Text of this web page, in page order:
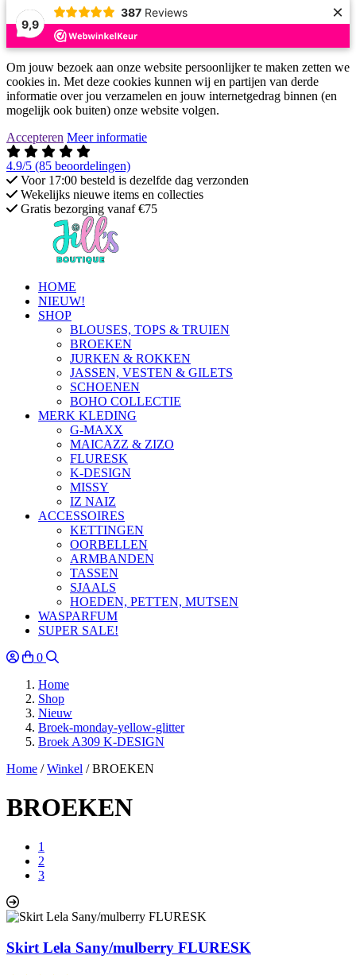
9,9
387 Reviews ×
Om jouw bezoek aan onze website persoonlijker te maken zetten we
cookies in. Met deze cookies kunnen wij en partijen van derde
informatie over jou verzamelen en jouw internetgedrag binnen (en
mogelijk ook buiten) onze website volgen.
Accepteren Meer informatie
4.9/5 (85 beoordelingen)
Voor 17:00 besteld is dezelfde dag verzonden
Wekelijks nieuwe items en collecties
Gratis bezorging vanaf €75
HOME
NIEUW!
SHOP
BLOUSES, TOPS & TRUIEN
BROEKEN
JURKEN & ROKKEN
JASSEN, VESTEN & GILETS
SCHOENEN
BOHO COLLECTIE
MERK KLEDING
G-MAXX
MAICAZZ & ZIZO
FLURESK
K-DESIGN
MISSY
IZ NAIZ
ACCESSOIRES
KETTINGEN
OORBELLEN
ARMBANDEN
TASSEN
SJAALS
HOEDEN, PETTEN, MUTSEN
WASPARFUM
SUPER SALE!
0
Home
Shop
Nieuw
Broek-monday-yellow-glitter
Broek A309 K-DESIGN
Home / Winkel /BROEKEN
BROEKEN
1
2
3
Skirt Lela Sany/mulberry FLURESK